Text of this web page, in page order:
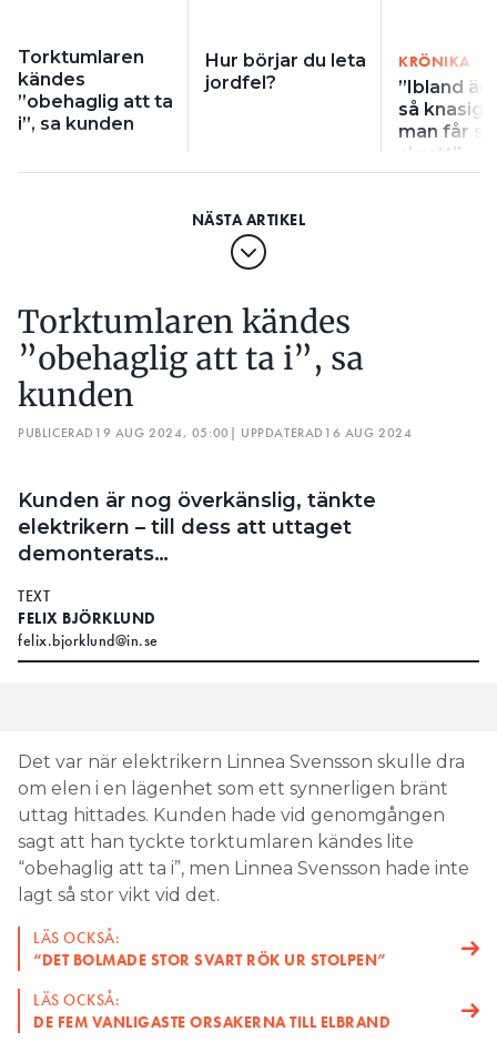
Torktumlaren
kändes
”obehaglig att ta
i”, sa kunden
Hur börjar du leta
jordfel?
KRÖNIKA
”Ibland är
så
man får
skratt”
Torktumlaren kändes
”obehaglig att ta i”, sa
kunden
PUBLICERAD 19 AUG 2024, 05:00 | UPPDATERAD 16 AUG 2024
Kunden är nog överkänslig, tänkte
elektrikern – till dess att uttaget
demonterats…
TEXT
FELIX BJÖRKLUND
felix.bjorklund@in.se
Det var när elektrikern Linnea Svensson skulle dra
om elen i en lägenhet som ett synnerligen bränt
uttag hittades. Kunden hade vid genomgången
sagt att han tyckte torktumlaren kändes lite
“obehaglig att ta i”, men Linnea Svensson hade inte
lagt så stor vikt vid det.
LÄS OCKSÅ:
“DET BOLMADE STOR SVART RÖK UR STOLPEN”
LÄS OCKSÅ:
DE FEM VANLIGASTE ORSAKERNA TILL ELBRAND